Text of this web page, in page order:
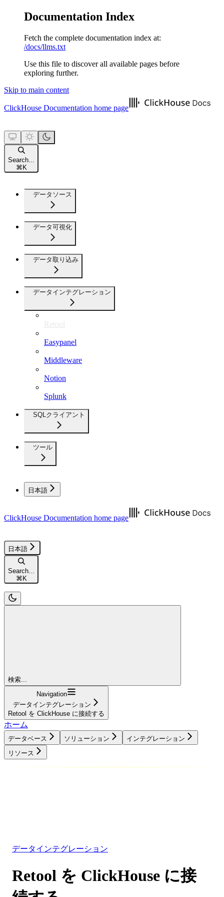
Documentation Index
Fetch the complete documentation index at:
/docs/llms.txt
Use this file to discover all available pages before
exploring further.
Skip to main content
ClickHouse Documentation home page
Search...
⌘ K
データソース
データ可視化
データ取り込み
データインテグレーション
Retool
Easypanel
Middleware
Notion
Splunk
SQLクライアント
ツール
日本語
ClickHouse Documentation home page
日本語
Search...
⌘ K
検索...
Navigation
データインテグレーション
Retool を ClickHouse に接続する
ホーム
データベース ソリューション
インテグレーション
リソース
データインテグレーション
Retool を ClickHouse に接